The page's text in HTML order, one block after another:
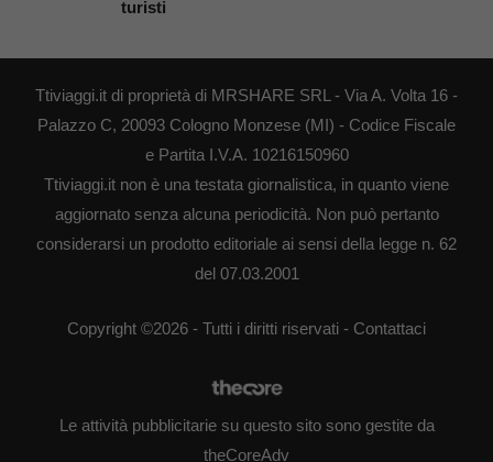
turisti
Ttiviaggi.it di proprietà di MRSHARE SRL - Via A. Volta 16 -
Palazzo C, 20093 Cologno Monzese (MI) - Codice Fiscale
e Partita I.V.A. 10216150960
Ttiviaggi.it non è una testata giornalistica, in quanto viene
aggiornato senza alcuna periodicità. Non può pertanto
considerarsi un prodotto editoriale ai sensi della legge n. 62
del 07.03.2001
Copyright ©2026 - Tutti i diritti riservati - Contattaci
Le attività pubblicitarie su questo sito sono gestite da
theCoreAdv